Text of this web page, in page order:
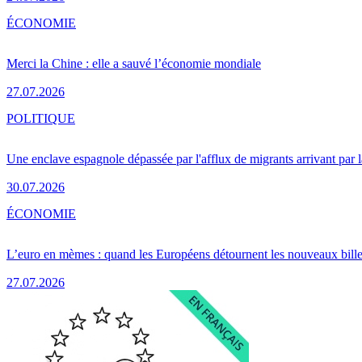
Merci la Chine : elle a sauvé l’économie mondiale
27.07.2026
ÉCONOMIE
Une enclave espagnole dépassée par l'afflux de migrants arrivant par
30.07.2026
POLITIQUE
L’euro en mèmes : quand les Européens détournent les nouveaux
27.07.2026
ÉCONOMIE